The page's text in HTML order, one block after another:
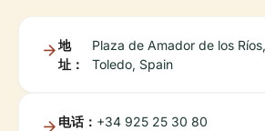
地
址：
Plaza de Amador de los
Toledo, Spain
电话： +34 925 25 30 80